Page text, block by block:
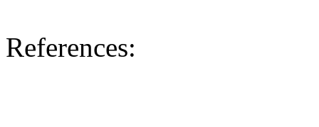
References: